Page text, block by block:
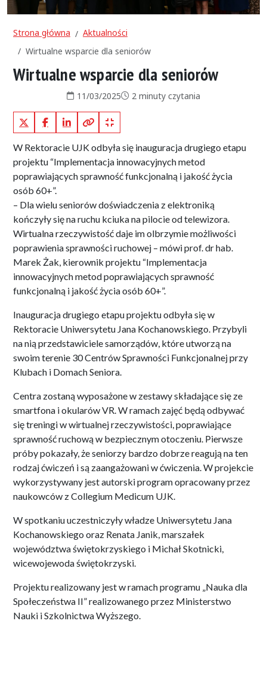
Strona główna
Aktualności
Wirtualne wsparcie dla seniorów
Wirtualne wsparcie dla seniorów
Data publikacji:
11/03/2025Czas czytania:
2 minuty czytania
X (Twitter)FacebookLinkedInKopiuj pełny link
Kopiuj krótki link
W Rektoracie UJK odbyła się inauguracja drugiego etapu
projektu “Implementacja innowacyjnych metod
poprawiających sprawność funkcjonalną i jakość życia
osób 60+”.
– Dla wielu seniorów doświadczenia z elektroniką
kończyły się na ruchu kciuka na pilocie od telewizora.
Wirtualna rzeczywistość daje im olbrzymie możliwości
poprawienia sprawności ruchowej – mówi prof. dr hab.
Marek Żak, kierownik projektu “Implementacja
innowacyjnych metod poprawiających sprawność
funkcjonalną i jakość życia osób 60+”.
Inauguracja drugiego etapu projektu odbyła się w
Rektoracie Uniwersytetu Jana Kochanowskiego. Przybyli
na nią przedstawiciele samorządów, które utworzą na
swoim terenie 30 Centrów Sprawności Funkcjonalnej przy
Klubach i Domach Seniora.
Centra zostaną wyposażone w zestawy składające się ze
smartfona i okularów VR. W ramach zajęć będą odbywać
się treningi w wirtualnej rzeczywistości, poprawiające
sprawność ruchową w bezpiecznym otoczeniu. Pierwsze
próby pokazały, że seniorzy bardzo dobrze reagują na ten
rodzaj ćwiczeń i są zaangażowani w ćwiczenia. W projekcie
wykorzystywany jest autorski program opracowany przez
naukowców z Collegium Medicum UJK.
W spotkaniu uczestniczyły władze Uniwersytetu Jana
Kochanowskiego oraz Renata Janik, marszałek
województwa świętokrzyskiego i Michał Skotnicki,
wicewojewoda świętokrzyski.
Projektu realizowany jest w ramach programu „Nauka dla
Społeczeństwa II” realizowanego przez Ministerstwo
Nauki i Szkolnictwa Wyższego.